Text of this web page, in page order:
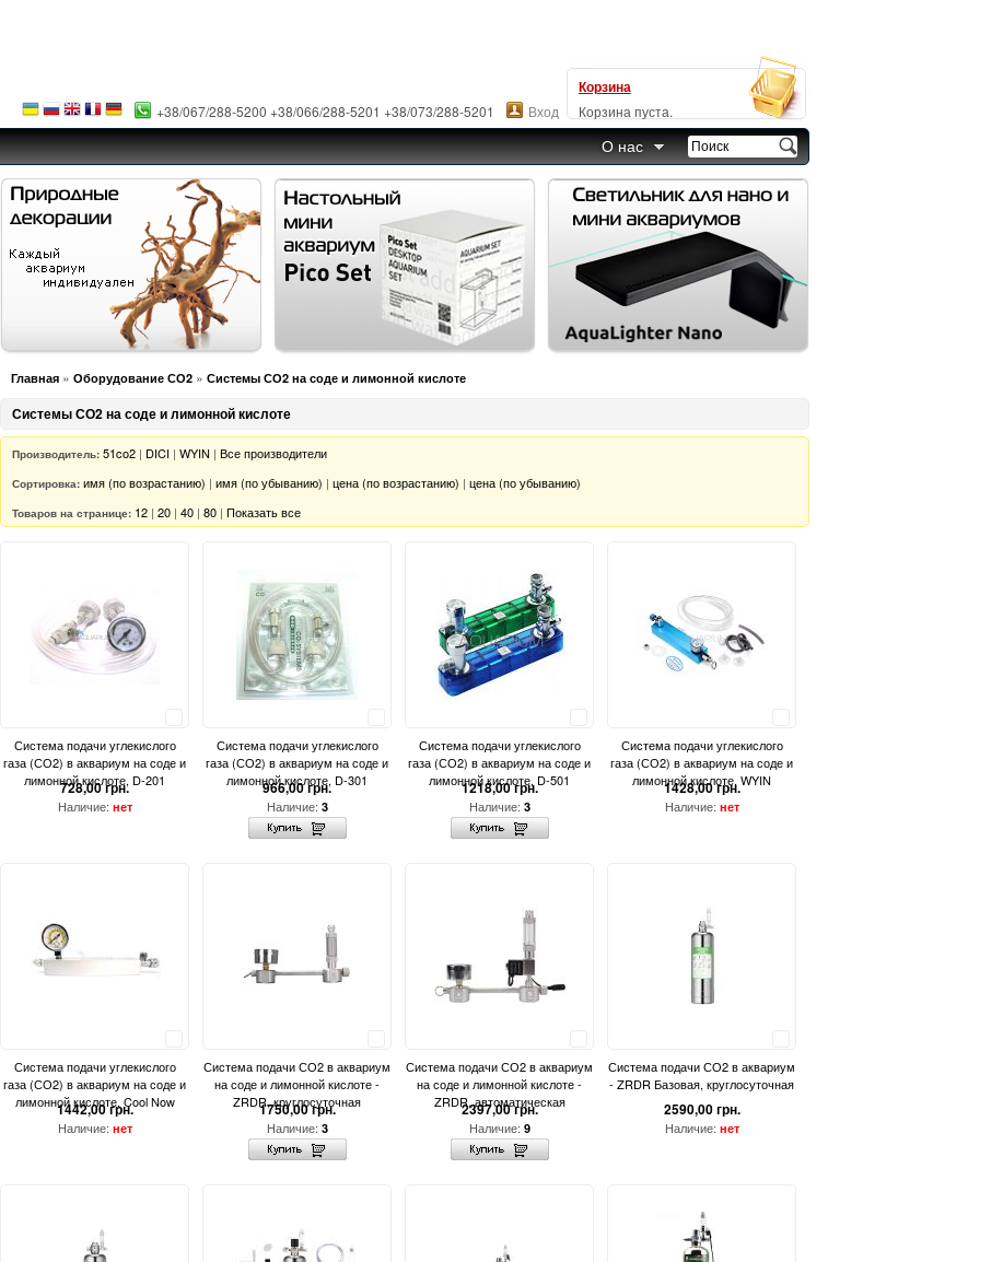
Корзина
Корзина пуста.
+38/067/288-5200 +38/066/288-5201 +38/073/288-5201 Вход
О нас
Главная » Оборудование СО2 » Системы СО2 на соде и лимонной кислоте
Системы СО2 на соде и лимонной кислоте
Производитель: 51co2 | DICI | WYIN | Все производители
Сортировка: имя (по возрастанию) | имя (по убыванию) | цена (по возрастанию) | цена (по убыванию)
Товаров на странице: 12 | 20 | 40 | 80 | Показать все
Система подачи углекислого
газа (СО2) в аквариум на соде и
лимонной кислоте, D-201
728,00 грн.
Наличие: нет
Система подачи углекислого
газа (СО2) в аквариум на соде и
лимонной кислоте, D-301
966,00 грн.
Наличие: 3
Система подачи углекислого
газа (СО2) в аквариум на соде и
лимонной кислоте, D-501
1218,00 грн.
Наличие: 3
Система подачи углекислого
газа (СО2) в аквариум на соде и
лимонной кислоте, WYIN
1428,00 грн.
Наличие: нет
Система подачи углекислого
газа (СО2) в аквариум на соде и
лимонной кислоте, Cool Now
1442,00 грн.
Наличие: нет
Система подачи СО2 в аквариум
на соде и лимонной кислоте -
ZRDR, круглосуточная
1750,00 грн.
Наличие: 3
Система подачи СО2 в аквариум
на соде и лимонной кислоте -
ZRDR, автоматическая
2397,00 грн.
Наличие: 9
Система подачи СО2 в аквариум
- ZRDR Базовая, круглосуточная
2590,00 грн.
Наличие: нет